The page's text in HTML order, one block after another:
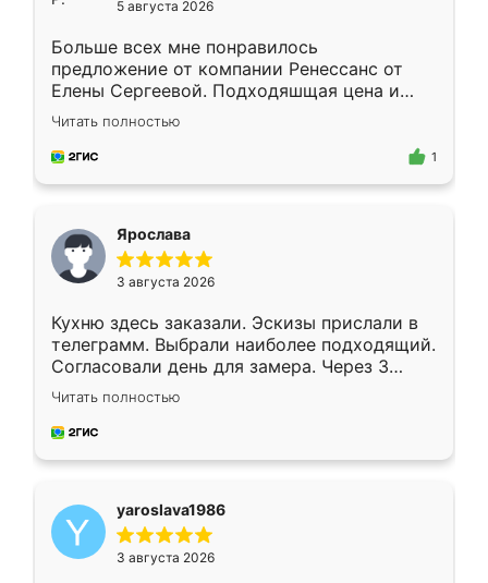
5 августа 2026
Больше всех мне понравилось
предложение от компании Ренессанс от
Елены Сергеевой. Подходяшщая цена и
короткие сроки изготовления. Приехавший
для замера сотрудник Владислав
предложил по моему эскизу самый
Читать полностью
1
Ярослава
3 августа 2026
Кухню здесь заказали. Эскизы прислали в
телеграмм. Выбрали наиболее подходящий.
Согласовали день для замера. Через 3
недели кухня была уже готова. Остались
довольны работой. Спасибо Ренессанс
мебель за качественную работу!
Читать полностью
yaroslava1986
3 августа 2026